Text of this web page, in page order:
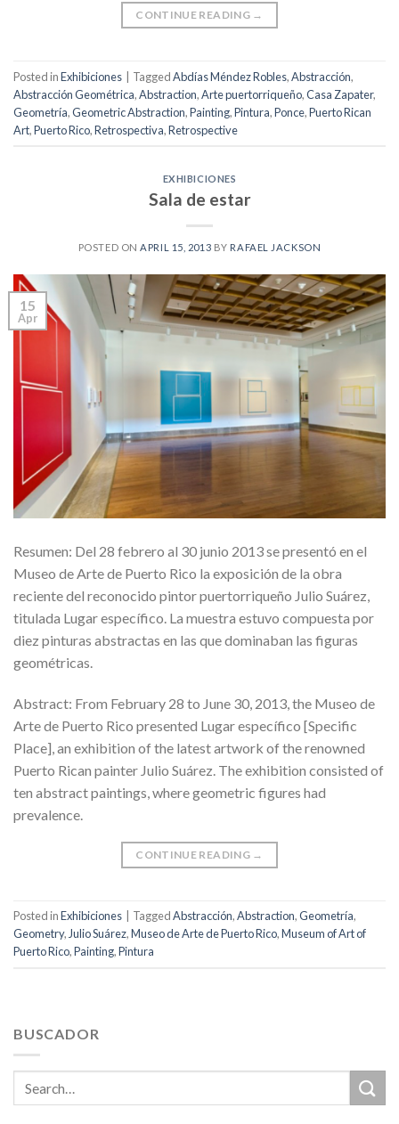
CONTINUE READING →
Posted inExhibiciones TaggedAbdías Méndez Robles,Abstracción,
Abstracción Geométrica,Abstraction,Arte puertorriqueño,Casa Zapater,
Geometría,Geometric Abstraction,Painting,Pintura,Ponce,Puerto Rican
Art,Puerto Rico,Retrospectiva,Retrospective
EXHIBICIONES
Sala de estar
POSTED ONAPRIL 15, 2013 BY RAFAEL JACKSON
15
Apr
Resumen: Del 28 febrero al 30 junio 2013 se presentó en el
Museo de Arte de Puerto Rico la exposición de la obra
reciente del reconocido pintor puertorriqueño Julio Suárez,
titulada Lugar específico. La muestra estuvo compuesta por
diez pinturas abstractas en las que dominaban las figuras
geométricas.
Abstract: From February 28 to June 30, 2013, the Museo de
Arte de Puerto Rico presented Lugar específico [Specific
Place], an exhibition of the latest artwork of the renowned
Puerto Rican painter Julio Suárez. The exhibition consisted of
ten abstract paintings, where geometric figures had
prevalence.
CONTINUE READING →
Posted inExhibiciones TaggedAbstracción,Abstraction,Geometría,
Geometry, Julio Suárez,Museo de Arte de Puerto Rico,Museum of Art of
Puerto Rico,Painting,Pintura
BUSCADOR